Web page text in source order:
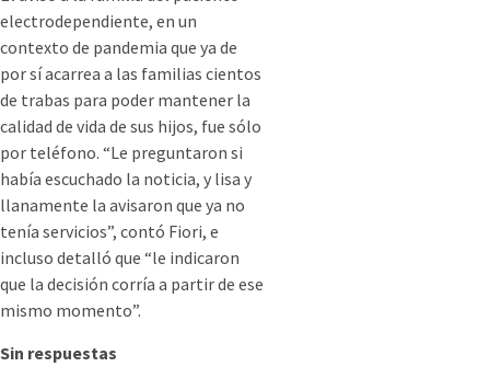
electrodependiente, en un
contexto de pandemia que ya de
por sí acarrea a las familias cientos
de trabas para poder mantener la
calidad de vida de sus hijos, fue sólo
por teléfono. “Le preguntaron si
había escuchado la noticia, y lisa y
llanamente la avisaron que ya no
tenía servicios”, contó Fiori, e
incluso detalló que “le indicaron
que la decisión corría a partir de ese
mismo momento”.
Sin respuestas